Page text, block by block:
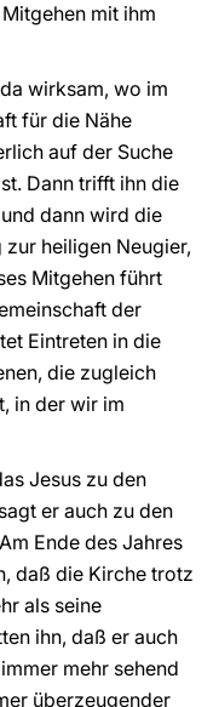
mit ihm
wirksam, wo im
für die Nähe
auf der Suche
Dann trifft ihn die
dann wird die
heiligen Neugier,
Mitgehen führt
der
Eintreten in die
die zugleich
in der wir im
Jesus zu den
er auch zu den
Ende des Jahres
daß die Kirche trotz
als seine
ihn, daß er auch
mehr sehend
überzeugender